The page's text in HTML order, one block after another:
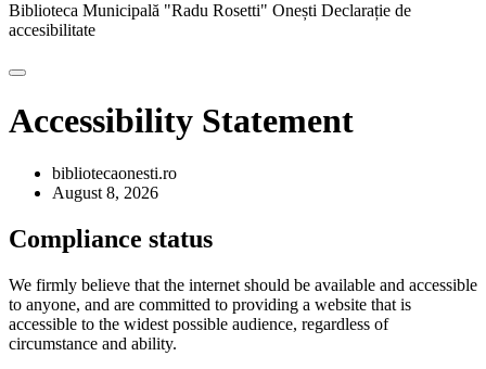
Biblioteca Municipală "Radu Rosetti" Onești Declarație de
accesibilitate
Accessibility Statement
bibliotecaonesti.ro
August 8, 2026
Compliance status
We firmly believe that the internet should be available and accessible
to anyone, and are committed to providing a website that is
accessible to the widest possible audience, regardless of
circumstance and ability.